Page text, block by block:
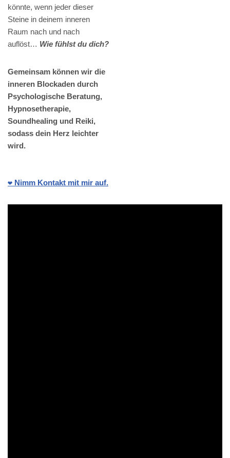
könnte, wenn jeder dieser
Steine in deinem inneren
Raum nach und nach
auflöst… Wie fühlst du dich?
Gemeinsam können wir die
inneren Blockaden durch
Psychologische Beratung,
Hypnosetherapie,
Soundhealing und Reiki,
sodass dein Herz leichter
wird.
❤️ Nimm Kontakt mit mir auf.